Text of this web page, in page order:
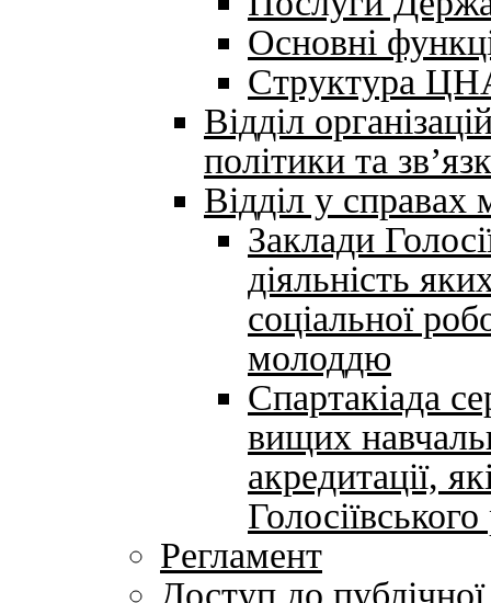
Основні
Структура
Відділ
політики та
Відділ у справах
Заклади
діяльність
соціальної
молоддю
Спартакіада
вищих
акредитації,
Регламент
Доступ до публічної